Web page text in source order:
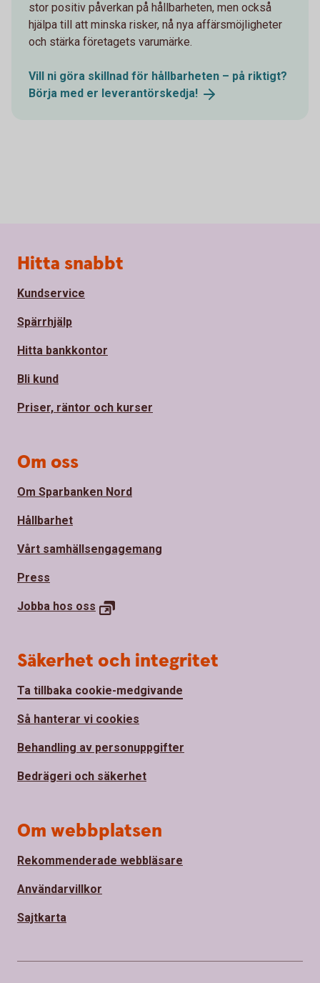
stor positiv påverkan på hållbarheten, men också
hjälpa till att minska risker, nå nya affärsmöjligheter
och stärka företagets varumärke.
Vill ni göra skillnad för hållbarheten – på riktigt?
Börja med er leverantörskedja!
Sidfot
Hitta snabbt
Kundservice
Spärrhjälp
Hitta bankkontor
Bli kund
Priser, räntor och kurser
Om oss
Om Sparbanken Nord
Hållbarhet
Vårt samhällsengagemang
Press
Jobba hos oss
Säkerhet och integritet
Ta tillbaka cookie-medgivande
Så hanterar vi cookies
Behandling av personuppgifter
Bedrägeri och säkerhet
Om webbplatsen
Rekommenderade webbläsare
Användarvillkor
Sajtkarta